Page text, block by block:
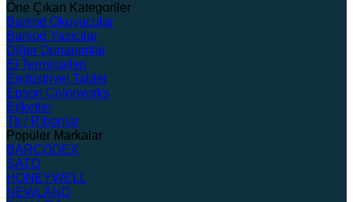
Öne Çıkan Kategoriler
Barkod Okuyucular
Barkod Yazıcılar
Diğer Donanımlar
El Terminalleri
Endüstriyel Tablet
Epson Colorworks
Etiketler
Ttr / Ribonlar
Popüler Markalar
BARCODEX
SATO
HONEYWELL
NEWLAND